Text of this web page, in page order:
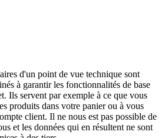
d'un point de vue technique sont
à garantir les fonctionnalités de base
Ils servent par exemple à ce que vous
produits dans votre panier ou à vous
client. Il ne nous est pas possible de
et les données qui en résultent ne sont